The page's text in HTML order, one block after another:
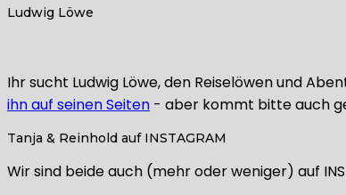
Ludwig Löwe
Ihr sucht Ludwig Löwe, den Reiselöwen und
ihn auf seinen Seiten - aber kommt bitte auch
Tanja & Reinhold auf INSTAGRAM
Wir sind beide auch (mehr oder weniger) auf